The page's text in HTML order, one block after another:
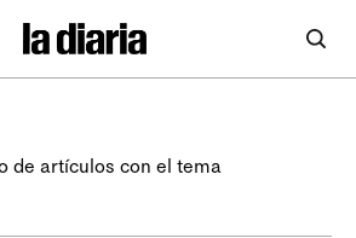
de artículos con el tema